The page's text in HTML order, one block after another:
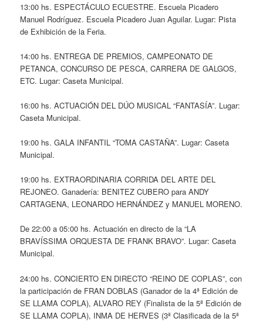
13:00 hs. ESPECTÁCULO ECUESTRE. Escuela Picadero
Manuel Rodríguez. Escuela Picadero Juan Aguilar. Lugar: Pista
de Exhibición de la Feria.
14:00 hs. ENTREGA DE PREMIOS, CAMPEONATO DE
PETANCA, CONCURSO DE PESCA, CARRERA DE GALGOS,
ETC. Lugar: Caseta Municipal.
16:00 hs. ACTUACIÓN DEL DÚO MUSICAL “FANTASÍA”. Lugar:
Caseta Municipal.
19:00 hs. GALA INFANTIL “TOMA CASTAÑA”. Lugar: Caseta
Municipal.
19:00 hs. EXTRAORDINARIA CORRIDA DEL ARTE DEL
REJONEO. Ganadería: BENITEZ CUBERO para ANDY
CARTAGENA, LEONARDO HERNÁNDEZ y MANUEL MORENO.
De 22:00 a 05:00 hs. Actuación en directo de la “LA
BRAVÍSSIMA ORQUESTA DE FRANK BRAVO”. Lugar: Caseta
Municipal.
24:00 hs. CONCIERTO EN DIRECTO “REINO DE COPLAS”, con
la participación de FRAN DOBLAS (Ganador de la 4ª Edición de
SE LLAMA COPLA), ALVARO REY (Finalista de la 5ª Edición de
SE LLAMA COPLA), INMA DE HERVES (3ª Clasificada de la 5ª